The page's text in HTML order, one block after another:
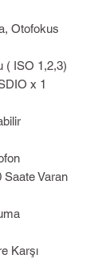
Otofokus
( ISO 1,2,3)
x 1
Saate Varan
Karşı